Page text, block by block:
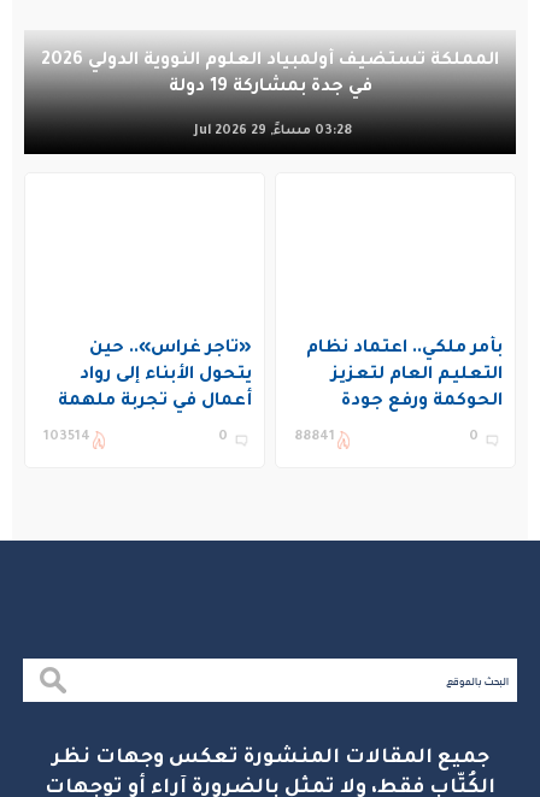
المملكة تستضيف أولمبياد العلوم النووية الدولي 2026
في جدة بمشاركة 19 دولة
03:28 مساءً, 29 Jul 2026
بأمر ملكي.. اعتماد نظام
التعليم العام لتعزيز
الحوكمة ورفع جودة
التعليم في المملكة
0
88841
«تاجر غراس».. حين
يتحول الأبناء إلى رواد
أعمال في تجربة ملهمة
بنادي غراس الصيفي
0
103514
جميع المقالات المنشورة تعكس وجهات نظر
الكُتّاب فقط، ولا تمثل بالضرورة آراء أو توجهات